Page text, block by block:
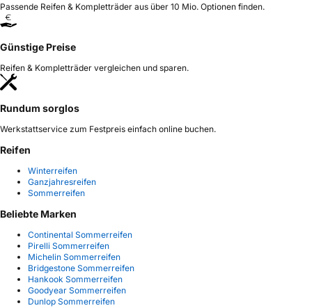
Passende Reifen & Kompletträder aus über 10 Mio. Optionen finden.
Günstige Preise
Reifen & Kompletträder vergleichen und sparen.
Rundum sorglos
Werkstattservice zum Festpreis einfach online buchen.
Reifen
Winterreifen
Ganzjahresreifen
Sommerreifen
Beliebte Marken
Continental Sommerreifen
Pirelli Sommerreifen
Michelin Sommerreifen
Bridgestone Sommerreifen
Hankook Sommerreifen
Goodyear Sommerreifen
Dunlop Sommerreifen